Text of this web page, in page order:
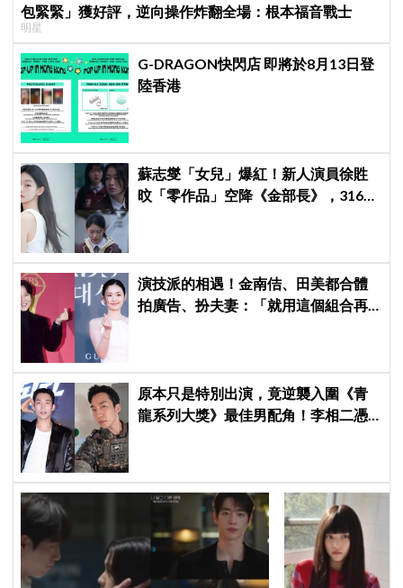
包緊緊」獲好評，逆向操作炸翻全場：根本福音戰士
明星
G-DRAGON快閃店 即將於8月13日登
陸香港
蘇志燮「女兒」爆紅！新人演員徐貹
旼「零作品」空降《金部長》，316萬
演技派的相遇！金南佶、田美都合體
拍廣告、扮夫妻：「就用這個組合再
原本只是特別出演，竟逆襲入圍《青
龍系列大獎》最佳男配角！李相二憑